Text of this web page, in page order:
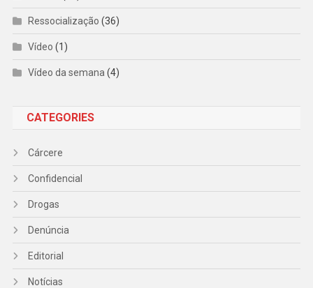
Ressocialização (36)
Vídeo (1)
Vídeo da semana (4)
CATEGORIES
Cárcere
Confidencial
Drogas
Denúncia
Editorial
Notícias